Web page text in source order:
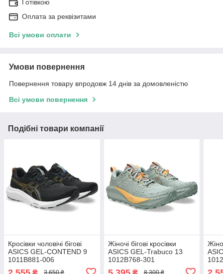
Готівкою
Оплата за реквізитами
Всі умови оплати
Умови повернення
Повернення товару впродовж 14 днів за домовленістю
Всі умови повернення
Подібні товари компанії
Кросівки чоловічі бігові
ASICS GEL-CONTEND 9
1011B881-006
Жіночі бігові кросівки
ASICS GEL-Trabuco 13
1012B768-301